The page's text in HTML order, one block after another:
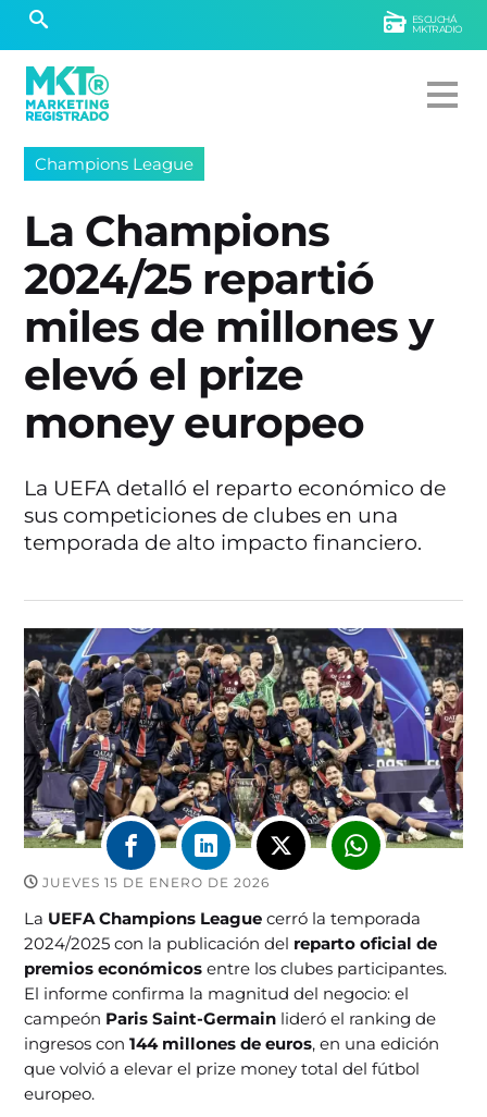
ESCUCHÁ
MKTRADIO
Champions League
La Champions
2024/25 repartió
miles de millones y
elevó el prize
money europeo
La UEFA detalló el reparto económico de
sus competiciones de clubes en una
temporada de alto impacto financiero.
JUEVES 15 DE ENERO DE 2026
La UEFA Champions League cerró la temporada
2024/2025 con la publicación del reparto oficial de
premios económicos entre los clubes participantes.
El informe confirma la magnitud del negocio: el
campeón Paris Saint-Germain lideró el ranking de
ingresos con144 millones de euros, en una edición
que volvió a elevar el prize money total del fútbol
europeo.